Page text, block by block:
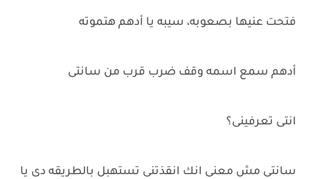
فتحت عنيها بصعوبه، سيبه يا أدهم هتموته
أدهم سمع اسمه وقف ضرب قرب من سانتى
انتى تعرفينى؟
سانتى مش معنى انك انقذتنى تستهبل بالطريقه دى يا